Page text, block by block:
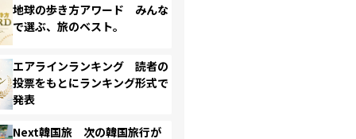
地球の歩き方アワード みんな
で選ぶ、旅のベスト。
エアラインランキング 読者の
投票をもとにランキング形式で
発表
Next韓国旅 次の韓国旅行が